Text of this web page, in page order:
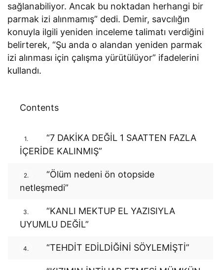
sağlanabiliyor. Ancak bu noktadan herhangi bir
parmak izi alınmamış” dedi. Demir, savcılığın
konuyla ilgili yeniden inceleme talimatı verdiğini
belirterek, “Şu anda o alandan yeniden parmak
izi alınması için çalışma yürütülüyor” ifadelerini
kullandı.
Contents
1.
“7 DAKİKA DEĞİL 1 SAATTEN FAZLA
İÇERİDE KALINMIŞ”
2.
“Ölüm nedeni ön otopside
netleşmedi”
3.
“KANLI MEKTUP EL YAZISIYLA
UYUMLU DEĞİL”
4. “TEHDİT EDİLDİĞİNİ SÖYLEMİŞTİ”